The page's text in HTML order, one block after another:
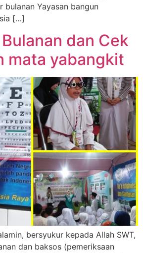
bulanan Yayasan bangun
[…]
dan Cek
mata yabangkit
bersyukur kepada Allah SWT,
dan baksos (pemeriksaan